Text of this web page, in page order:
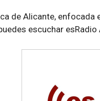
de Alicante,
escuchar